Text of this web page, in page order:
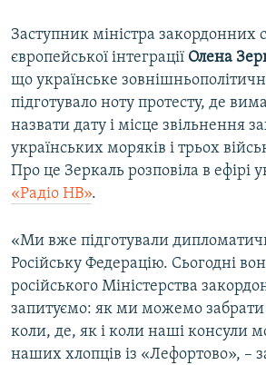
Усі сайти RFE/RL
Заступник міністра закордонних
європейської інтеграції Олена
що українське
підготувало ноту протесту, де
назвати дату і місце звільнення
українських моряків і трьох
Про це Зеркаль розповіла в ефірі
«Радіо НВ».
«Ми вже підготували
Російську Федерацію. Сьогодні
російського Міністерства
запитуємо: як ми можемо забрати
коли, де, як і коли наші консули
наших хлопців із «Лефортово», –